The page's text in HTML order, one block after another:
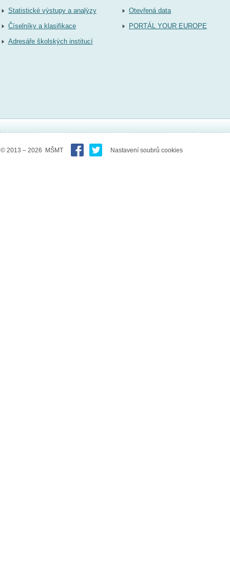
Statistické výstupy a analýzy
Číselníky a klasifikace
Adresáře školských institucí
Otevřená data
PORTÁL YOUR EUROPE
© 2013 – 2026 MŠMT Nastavení soubrů cookies